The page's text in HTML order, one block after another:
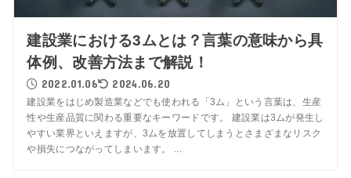
建設業における3ムとは？言葉の意味から具
体例、改善方法まで解説！
2022.01.06 2024.06.20
建設業をはじめ製造業などでも使われる「3ム」という言葉は、生産
性や生産品質に関わる重要なキーワードです。 建設業は3ムが発生し
やすい業界といえますが、3ムを放置してしまうとさまざまなリスク
や損失につながってしまいます。 ...